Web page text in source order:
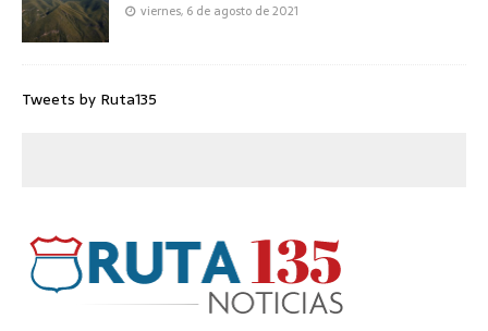
viernes, 6 de agosto de 2021
Tweets by Ruta135